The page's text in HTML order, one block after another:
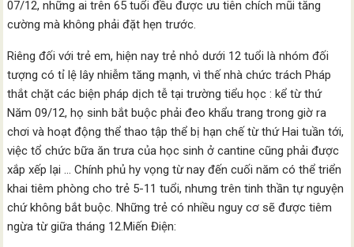
07/12, những ai trên 65 tuổi đều được ưu tiên chích mũi tăng
cường mà không phải đặt hẹn trước.
Riêng đối với trẻ em, hiện nay trẻ nhỏ dưới 12 tuổi là nhóm đối
tượng có tỉ lệ lây nhiễm tăng mạnh, vì thế nhà chức trách Pháp
thắt chặt các biện pháp dịch tễ tại trường tiểu học : kể từ thứ
Năm 09/12, họ sinh bắt buộc phải đeo khẩu trang trong giờ ra
chơi và hoạt động thể thao tập thể bị hạn chế từ thứ Hai tuần tới,
việc tổ chức bữa ăn trưa của học sinh ở cantine cũng phải được
xắp xếp lại … Chính phủ hy vọng từ nay đến cuối năm có thể triển
khai tiêm phòng cho trẻ 5-11 tuổi, nhưng trên tinh thần tự nguyện
chứ không bắt buộc. Những trẻ có nhiều nguy cơ sẽ được tiêm
ngừa từ giữa tháng 12.Miến Điện: